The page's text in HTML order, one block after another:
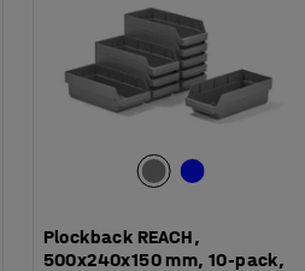
Plockback REACH,
500x240x150 mm, 10-pack,